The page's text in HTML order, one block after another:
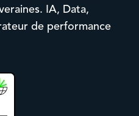
IA, Data,
de performance